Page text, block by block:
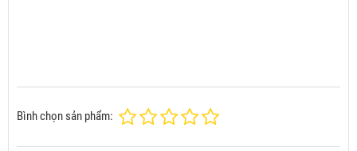
Bình chọn sản phẩm: